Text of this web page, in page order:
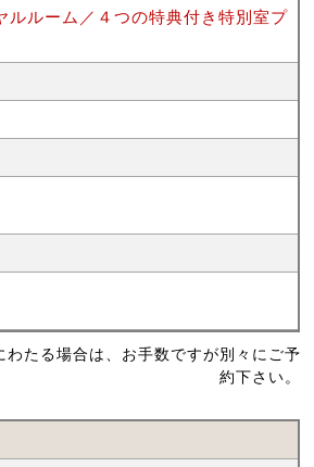
ルルーム／４つの特典付き特別室プ
たる場合は、お手数ですが別々にご予
約下さい。